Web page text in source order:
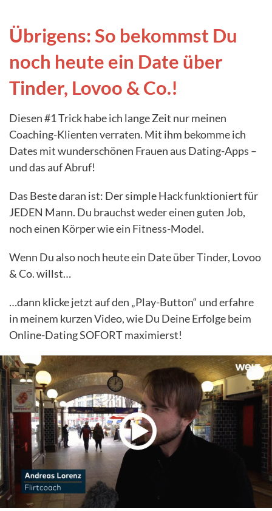
Übrigens: So bekommst Du
noch heute ein Date über
Tinder, Lovoo & Co.!
Diesen #1 Trick habe ich lange Zeit nur meinen
Coaching-Klienten verraten. Mit ihm bekomme ich
Dates mit wunderschönen Frauen aus Dating-Apps –
und das auf Abruf!
Das Beste daran ist: Der simple Hack funktioniert für
JEDEN Mann. Du brauchst weder einen guten Job,
noch einen Körper wie ein Fitness-Model.
Wenn Du also noch heute ein Date über Tinder, Lovoo
& Co. willst…
…dann klicke jetzt auf den „Play-Button“ und erfahre
in meinem kurzen Video, wie Du Deine Erfolge beim
Online-Dating SOFORT maximierst!